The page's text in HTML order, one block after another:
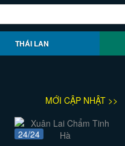
THÁI LAN
MỚI CẬP NHẬT >>
24/24